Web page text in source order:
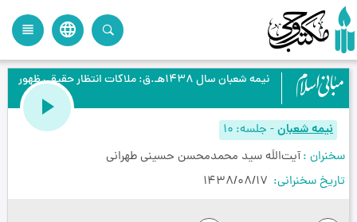
language
view_headline
نیمه شعبان سال 1438هـ.ق: ملاکات انتظار حقیقی ظهور
نیمه شعبان- جلسه 10
سخنران آیت‌اللَه سید محمدمحسن حسینی طهرانی
تاریخ سخنرانی